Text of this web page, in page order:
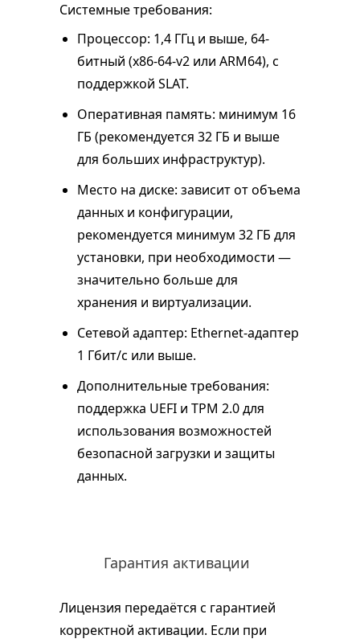
Системные требования:
Процессор: 1,4 ГГц и выше, 64-
битный (x86-64-v2 или ARM64), с
поддержкой SLAT.
Оперативная память: минимум 16
ГБ (рекомендуется 32 ГБ и выше
для больших инфраструктур).
Место на диске: зависит от объема
данных и конфигурации,
рекомендуется минимум 32 ГБ для
установки, при необходимости —
значительно больше для
хранения и виртуализации.
Сетевой адаптер: Ethernet-адаптер
1 Гбит/с или выше.
Дополнительные требования:
поддержка UEFI и TPM 2.0 для
использования возможностей
безопасной загрузки и защиты
данных.
Гарантия активации
Лицензия передаётся с гарантией
корректной активации. Если при